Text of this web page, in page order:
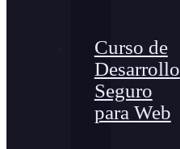
Curso de
Desarrollo
Seguro
para Web